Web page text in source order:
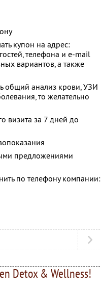
купон на адрес:
телефона и e-mail
вариантов, а также
общий анализ крови, УЗИ
то желательно
визита за 7 дней до
предложениями
по телефону компании:
Detox & Wellness!